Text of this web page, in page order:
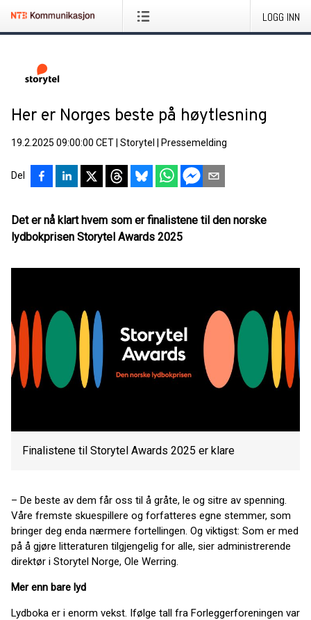
LOGG INN
Her er Norges beste på høytlesning
19.2.2025 09:00:00 CET Storytel Pressemelding
Del
Det er nå klart hvem som er finalistene til den norske
lydbokprisen Storytel Awards 2025
Finalistene til Storytel Awards 2025 er klare
– De beste av dem får oss til å gråte, le og sitre av spenning.
Våre fremste skuespillere og forfatteres egne stemmer, som
bringer deg enda nærmere fortellingen. Og viktigst: Som er med
på å gjøre litteraturen tilgjengelig for alle, sier administrerende
direktør i Storytel Norge, Ole Werring.
Mer enn bare lyd
Lydboka er i enorm vekst. Ifølge tall fra Forleggerforeningen var